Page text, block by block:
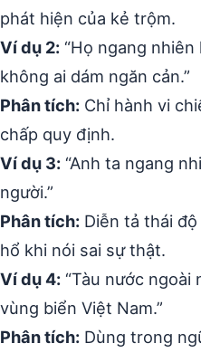
phát hiện của kẻ trộm.
Ví dụ 2: “Họ ngang
không ai dám ngăn cản.”
Phân tích: Chỉ hành vi
chấp quy định.
Ví dụ 3: “Anh ta ngang
người.”
Phân tích: Diễn tả thái
hổ khi nói sai sự thật.
Ví dụ 4: “Tàu nước ngoài
vùng biển Việt Nam.”
Phân tích: Dùng trong